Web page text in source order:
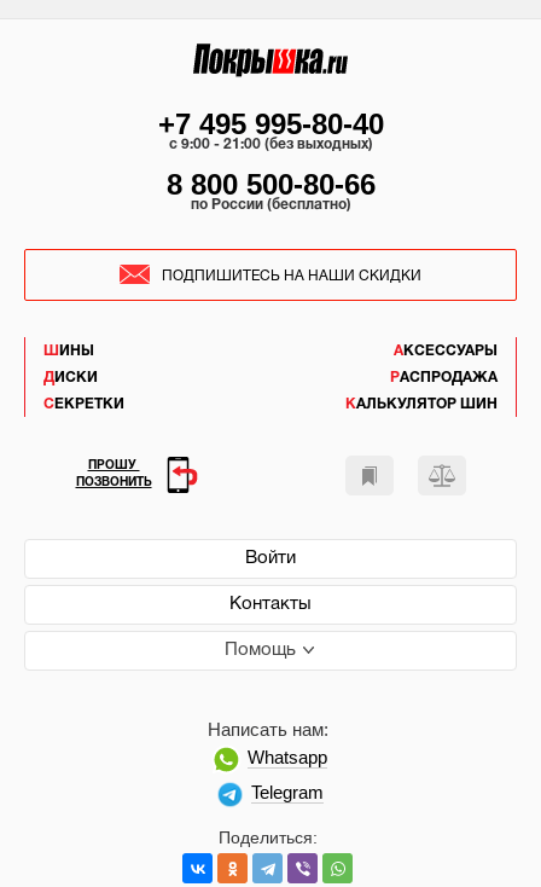
ШИНЫ
ДИСКИ
СЕКРЕТКИ
АКСЕССУАРЫ
РАСПРОДАЖА
КАЛЬКУЛЯТОР ШИН
Войти
Контакты
Помощь
Поделиться:
Написать нам:
Whatsapp
Telegram
+7 495 995-80-40
c 9:00 - 21:00 (без выходных)
8 800 500-80-66
по России (бесплатно)
ПОДПИШИТЕСЬ НА НАШИ СКИДКИ
ПРОШУ
ПОЗВОНИТЬ